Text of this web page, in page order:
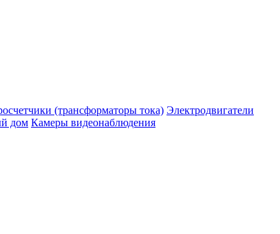
(трансформаторы тока) Электродвигатели
дом Камеры видеонаблюдения